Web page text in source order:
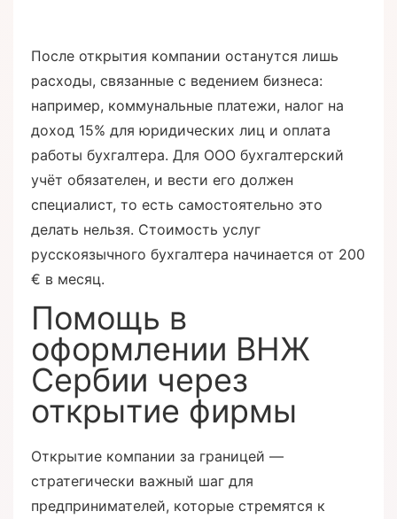
После открытия компании останутся лишь
расходы, связанные с ведением бизнеса:
например, коммунальные платежи, налог на
доход 15% для юридических лиц и оплата
работы бухгалтера. Для ООО бухгалтерский
учёт обязателен, и вести его должен
специалист, то есть самостоятельно это
делать нельзя. Стоимость услуг
русскоязычного бухгалтера начинается от 200
€ в месяц.
Помощь в
оформлении ВНЖ
Сербии через
открытие фирмы
Открытие компании за границей —
стратегически важный шаг для
предпринимателей, которые стремятся к